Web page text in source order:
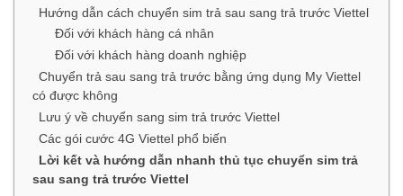
Hướng dẫn cách chuyển sim trả sau sang trả trước Viettel
Đối với khách hàng cá nhân
Đối với khách hàng doanh nghiệp
Chuyển trả sau sang trả trước bằng ứng dụng My Viettel
có được không
Lưu ý về chuyển sang sim trả trước Viettel
Các gói cước 4G Viettel phổ biến
Lời kết và hướng dẫn nhanh thủ tục chuyển sim trả
sau sang trả trước Viettel